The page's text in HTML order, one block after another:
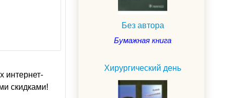
интернет-
скидками!
Без автора
Бумажная книга
Хирургический день